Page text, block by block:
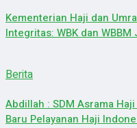
Kementerian Haji dan
Integritas: WBK dan
Berita
Abdillah : SDM Asrama
Baru Pelayanan Haji